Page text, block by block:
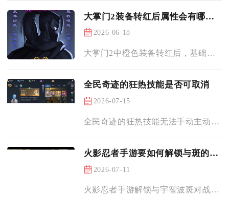
大掌门2装备转红后属性会有哪些改变
2026-06-18
大掌门2中橙色装备转红后，基础属性会获得大幅跃升，同时解锁红...
全民奇迹的狂热技能是否可取消
2026-07-15
全民奇迹的狂热技能无法手动主动取消，仅能依靠外部控制效果强制...
火影忍者手游要如何解锁与斑的战斗
2026-07-11
火影忍者手游解锁与宇智波斑对战，需要依次推进主线剧情副本、解...